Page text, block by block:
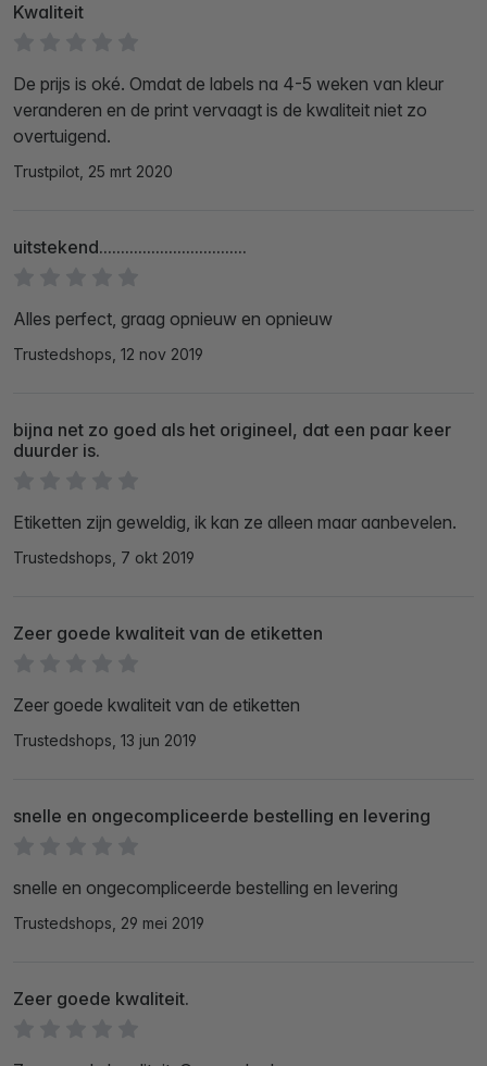
Kwaliteit
De prijs is oké. Omdat de labels na 4-5 weken van kleur
veranderen en de print vervaagt is de kwaliteit niet zo
overtuigend.
Trustpilot, 25 mrt 2020
uitstekend..................................
Alles perfect, graag opnieuw en opnieuw
Trustedshops, 12 nov 2019
bijna net zo goed als het origineel, dat een paar keer
duurder is.
Etiketten zijn geweldig, ik kan ze alleen maar aanbevelen.
Trustedshops, 7 okt 2019
Zeer goede kwaliteit van de etiketten
Zeer goede kwaliteit van de etiketten
Trustedshops, 13 jun 2019
snelle en ongecompliceerde bestelling en levering
snelle en ongecompliceerde bestelling en levering
Trustedshops, 29 mei 2019
Zeer goede kwaliteit.